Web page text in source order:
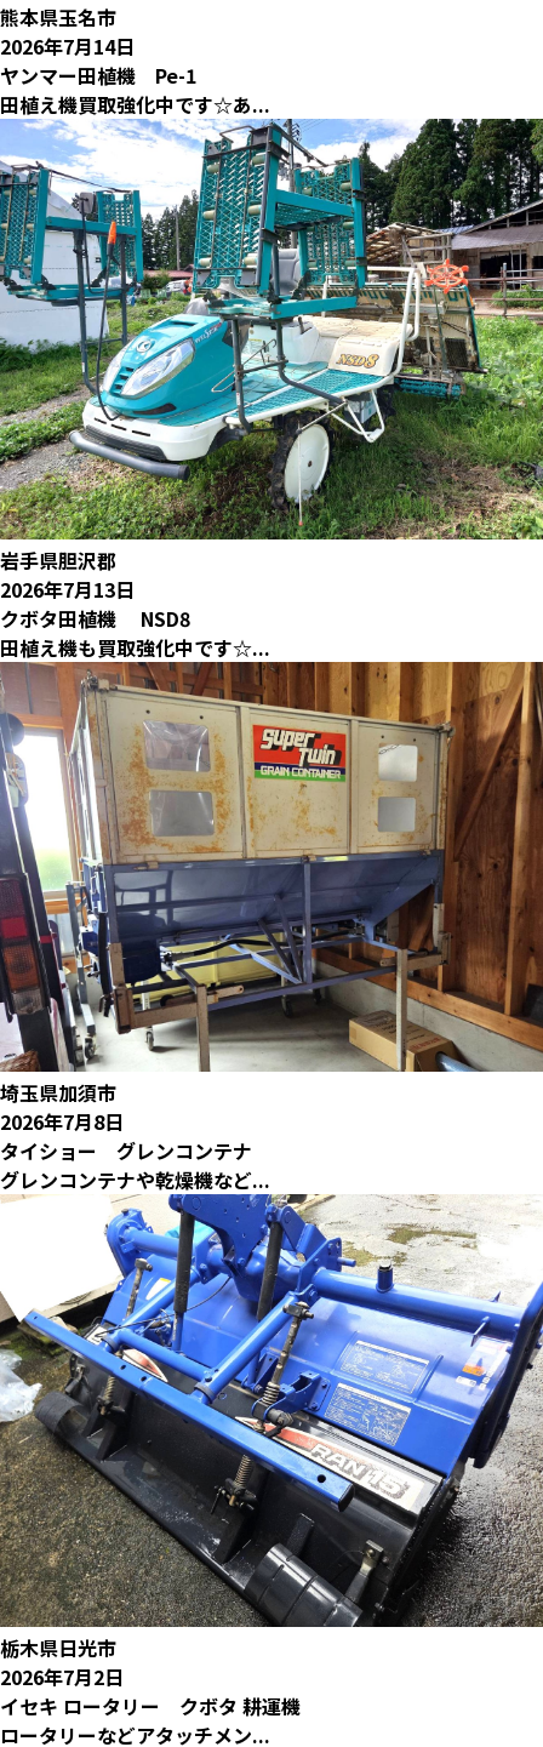
熊本県玉名市
2026年7月14日
ヤンマー田植機 Pe-1
田植え機買取強化中です☆あ...
岩手県胆沢郡
2026年7月13日
クボタ田植機 NSD8
田植え機も買取強化中です☆...
埼玉県加須市
2026年7月8日
タイショー グレンコンテナ
グレンコンテナや乾燥機など...
栃木県日光市
2026年7月2日
イセキ ロータリー クボタ 耕運機
ロータリーなどアタッチメン...